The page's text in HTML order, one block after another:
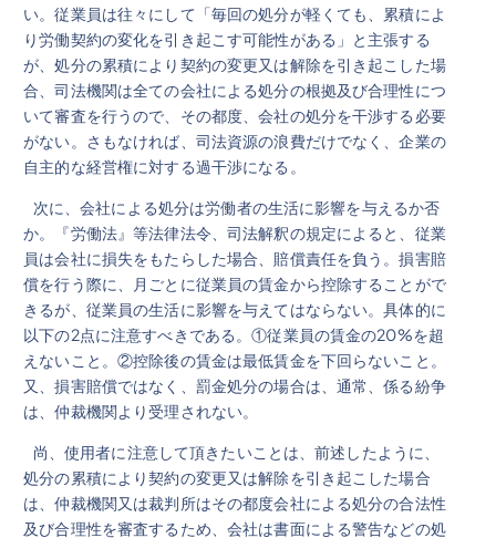
い。従業員は往々にして「毎回の処分が軽くても、累積によ
り労働契約の変化を引き起こす可能性がある」と主張する
が、処分の累積により契約の変更又は解除を引き起こした場
合、司法機関は全ての会社による処分の根拠及び合理性につ
いて審査を行うので、その都度、会社の処分を干渉する必要
がない。さもなければ、司法資源の浪費だけでなく、企業の
自主的な経営権に対する過干渉になる。
次に、会社による処分は労働者の生活に影響を与えるか否
か。『労働法』等法律法令、司法解釈の規定によると、従業
員は会社に損失をもたらした場合、賠償責任を負う。損害賠
償を行う際に、月ごとに従業員の賃金から控除することがで
きるが、従業員の生活に影響を与えてはならない。具体的に
以下の2点に注意すべきである。①従業員の賃金の20%を超
えないこと。②控除後の賃金は最低賃金を下回らないこと。
又、損害賠償ではなく、罰金処分の場合は、通常、係る紛争
は、仲裁機関より受理されない。
尚、使用者に注意して頂きたいことは、前述したように、
処分の累積により契約の変更又は解除を引き起こした場合
は、仲裁機関又は裁判所はその都度会社による処分の合法性
及び合理性を審査するため、会社は書面による警告などの処